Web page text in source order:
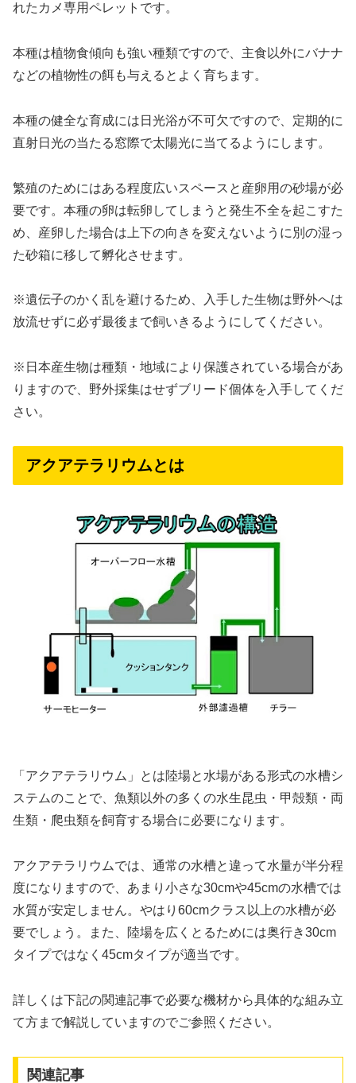
れたカメ専用ペレットです。
本種は植物食傾向も強い種類ですので、主食以外にバナナ
などの植物性の餌も与えるとよく育ちます。
本種の健全な育成には日光浴が不可欠ですので、定期的に
直射日光の当たる窓際で太陽光に当てるようにします。
繁殖のためにはある程度広いスペースと産卵用の砂場が必
要です。本種の卵は転卵してしまうと発生不全を起こすた
め、産卵した場合は上下の向きを変えないように別の湿っ
た砂箱に移して孵化させます。
※遺伝子のかく乱を避けるため、入手した生物は野外へは
放流せずに必ず最後まで飼いきるようにしてください。
※日本産生物は種類・地域により保護されている場合があ
りますので、野外採集はせずブリード個体を入手してくだ
さい。
アクアテラリウムとは
「アクアテラリウム」とは陸場と水場がある形式の水槽シ
ステムのことで、魚類以外の多くの水生昆虫・甲殻類・両
生類・爬虫類を飼育する場合に必要になります。
アクアテラリウムでは、通常の水槽と違って水量が半分程
度になりますので、あまり小さな30cmや45cmの水槽では
水質が安定しません。やはり60cmクラス以上の水槽が必
要でしょう。また、陸場を広くとるためには奥行き30cm
タイプではなく45cmタイプが適当です。
詳しくは下記の関連記事で必要な機材から具体的な組み立
て方まで解説していますのでご参照ください。
関連記事